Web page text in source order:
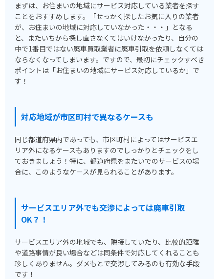
まずは、お住まいの地域にサービス対応している業者を探す
ことをおすすめします。「せっかく探したお気に入りの業者
が、お住まいの地域に対応していなかった・・・」となる
と、またいちから探し直さなくてはいけなかったり、自分の
中で1番目ではない廃車買取業者に廃車引取を依頼しなくては
ならなくなってしまいます。ですので、最初にチェックすべき
ポイントは「お住まいの地域にサービス対応しているか」で
す！
対応地域が市区町村で異なるケースも
同じ都道府県内であっても、市区町村によってはサービスエ
リア外になるケースもありますのでしっかりとチェックをし
ておきましょう！特に、都道府県をまたいでのサービスの場
合に、このようなケースが見られることがあります。
サービスエリア外でも交渉によっては廃車引取
OK？！
サービスエリア外の地域でも、隣接していたり、比較的距離
や道路事情が良い場合などは同条件で対応してくれることも
珍しくありません。ダメもとで交渉してみるのも有効な手段
です！